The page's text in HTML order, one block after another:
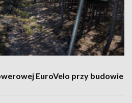
EuroVelo przy budowie